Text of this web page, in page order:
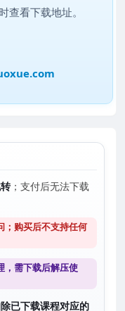
查看下载地址。
；支付后无法下载
；购买后不支持任何
，需下载后解压使
已下载课程对应的